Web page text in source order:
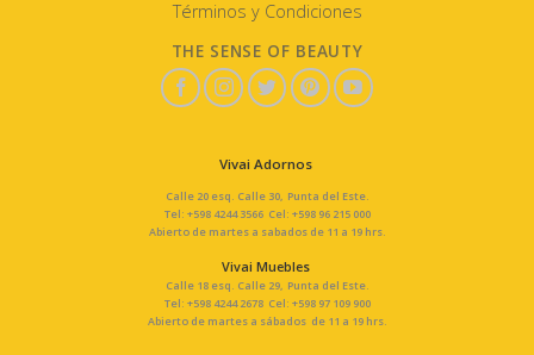
Términos y Condiciones
THE SENSE OF BEAUTY
Vivai Adornos
Calle 20 esq. Calle 30, Punta del Este.
Tel: +598 4244 3566 Cel: +598 96 215 000
Abierto de martes a sabados de 11 a 19 hrs.
Vivai Muebles
Calle 18 esq. Calle 29, Punta del Este.
Tel: +598 4244 2678 Cel: +598 97 109 900
Abierto de martes a sábados de 11 a 19 hrs.